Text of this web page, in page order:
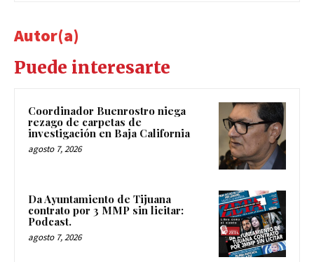
Autor(a)
Puede interesarte
Coordinador Buenrostro niega
rezago de carpetas de
investigación en Baja California
agosto 7, 2026
Da Ayuntamiento de Tijuana
contrato por 3 MMP sin licitar:
Podcast.
agosto 7, 2026